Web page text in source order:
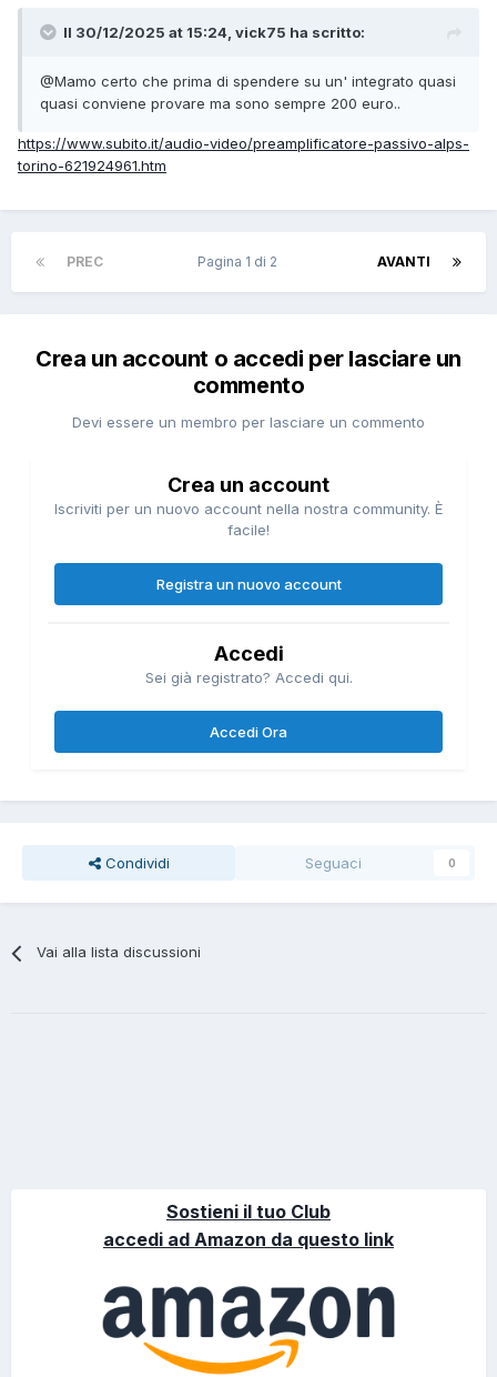
Il 30/12/2025 at 15:24, vick75 ha scritto:
@Mamo certo che prima di spendere su un' integrato quasi
quasi conviene provare ma sono sempre 200 euro..
https://www.subito.it/audio-video/preamplificatore-passivo-alps-
torino-621924961.htm
PREC AVANTI
Pagina 1 di 2
Crea un account o accedi per lasciare un
commento
Devi essere un membro per lasciare un commento
Crea un account
Iscriviti per un nuovo account nella nostra community. È
facile!
Registra un nuovo account
Accedi
Sei già registrato? Accedi qui.
Accedi Ora
Condividi Seguaci 0
Vai alla lista discussioni
Sostieni il tuo Club
accedi ad Amazon da questo link